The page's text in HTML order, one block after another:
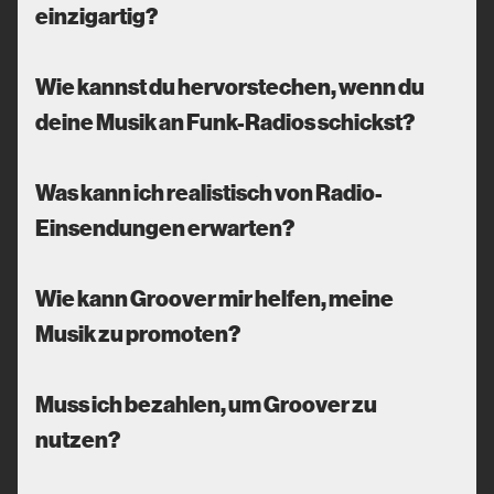
einzigartig?
Wie kannst du hervorstechen, wenn du
deine Musik an Funk-Radios schickst?
Was kann ich realistisch von Radio-
Einsendungen erwarten?
Wie kann Groover mir helfen, meine
Musik zu promoten?
Muss ich bezahlen, um Groover zu
nutzen?